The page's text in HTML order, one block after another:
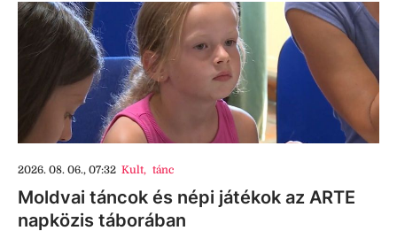
2026. 08. 06., 07:32 Kult, tánc
Moldvai táncok és népi játékok az ARTE
napközis táborában